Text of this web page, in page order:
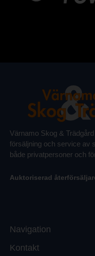
Värnamo Skog &
försäljning och service av
både privatpersoner och
Auktoriserad
Navigation
Kontakt